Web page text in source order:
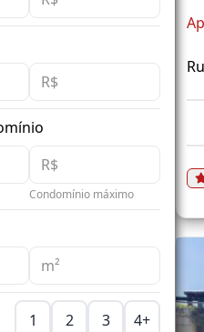
Condomínio máximo
1 2 3 4+